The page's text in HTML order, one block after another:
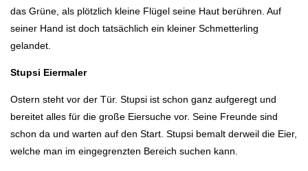
das Grüne, als plötzlich kleine Flügel seine Haut berühren. Auf
seiner Hand ist doch tatsächlich ein kleiner Schmetterling
gelandet.
Stupsi Eiermaler
Ostern steht vor der Tür. Stupsi ist schon ganz aufgeregt und
bereitet alles für die große Eiersuche vor. Seine Freunde sind
schon da und warten auf den Start. Stupsi bemalt derweil die Eier,
welche man im eingegrenzten Bereich suchen kann.